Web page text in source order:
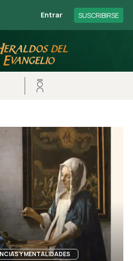
Entrar SUSCRIBIRSE
Y MENTALIDADES